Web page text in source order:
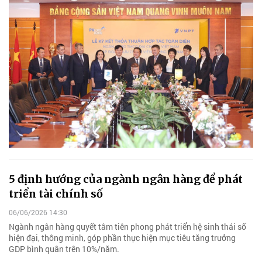
5 định hướng của ngành ngân hàng để phát
triển tài chính số
06/06/2026 14:30
Ngành ngân hàng quyết tâm tiên phong phát triển hệ sinh thái số
hiện đại, thông minh, góp phần thực hiện mục tiêu tăng trưởng
GDP bình quân trên 10%/năm.